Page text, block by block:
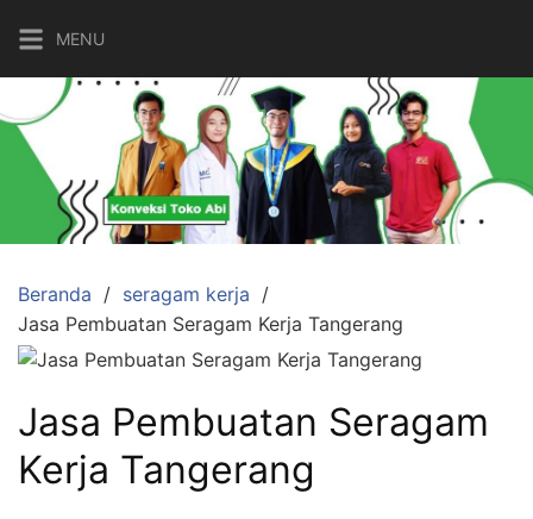
ke
konten
MENU
Beranda
seragam kerja
Jasa Pembuatan Seragam Kerja Tangerang
Jasa Pembuatan Seragam
Kerja Tangerang